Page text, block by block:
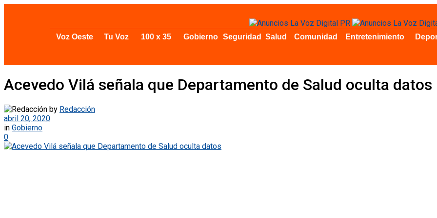
Voz Oeste Tu Voz 100 x 35 Gobierno Seguridad Salud Comunidad Entretenimiento
Acevedo Vilá señala que Departamento de Salud oculta datos
by Redacción
abril 20, 2020
in Gobierno
0